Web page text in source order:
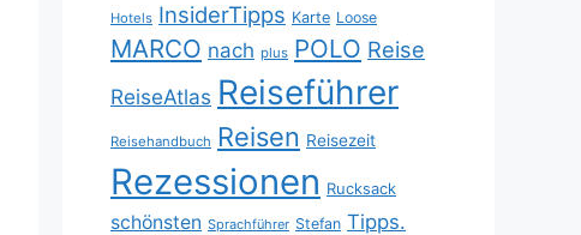
Hotels InsiderTipps Karte Loose
MARCO nach plus POLO Reise
ReiseAtlas Reiseführer
Reisehandbuch Reisen Reisezeit
Rezessionen Rucksack
schönsten Sprachführer Stefan Tipps.